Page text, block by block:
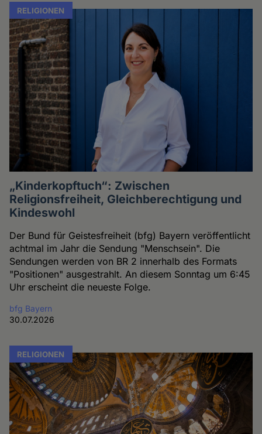
RELIGIONEN
„Kinderkopftuch“: Zwischen
Religionsfreiheit, Gleichberechtigung und
Kindeswohl
Der Bund für Geistesfreiheit (bfg) Bayern veröffentlicht
achtmal im Jahr die Sendung "Menschsein". Die
Sendungen werden von BR 2 innerhalb des Formats
"Positionen" ausgestrahlt. An diesem Sonntag um 6:45
Uhr erscheint die neueste Folge.
bfg Bayern
30.07.2026
RELIGIONEN